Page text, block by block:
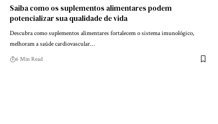
Saiba como os suplementos alimentares podem
potencializar sua qualidade de vida
Descubra como suplementos alimentares fortalecem o sistema imunológico,
melhoram a saúde cardiovascular…
6 Min Read